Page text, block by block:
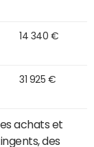
14 340 €
31 925 €
achats et
des